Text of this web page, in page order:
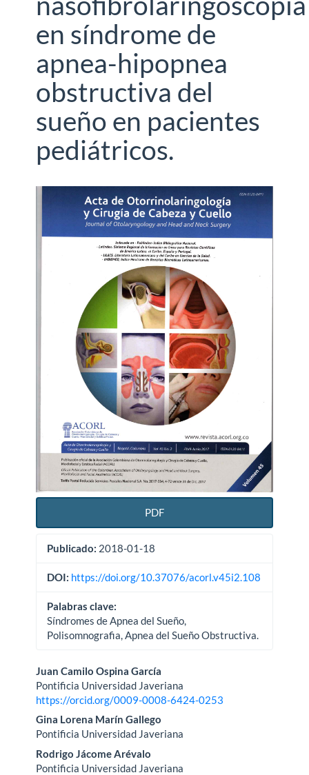
en síndrome de
apnea-hipopnea
obstructiva del
sueño en pacientes
pediátricos.
Barra
lateral
del
artículo
PDF
Publicado: 2018-01-18
DOI: https://doi.org/10.37076/acorl.v45i2.108
Palabras clave:
Síndromes de Apnea del Sueño,
Polisomnografia, Apnea del Sueño Obstructiva.
Contenido
principal
del
artículo
Juan Camilo Ospina García
Pontificia Universidad Javeriana
https://orcid.org/0009-0008-6424-0253
Gina Lorena Marín Gallego
Pontificia Universidad Javeriana
Rodrigo Jácome Arévalo
Pontificia Universidad Javeriana